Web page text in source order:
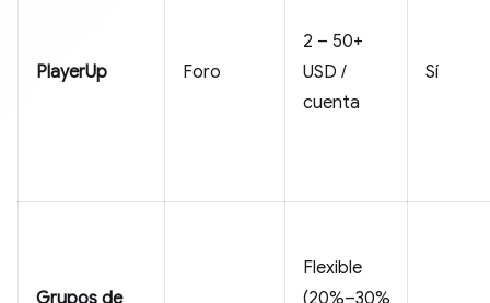
PlayerUp Foro
2 – 50+
USD /
cuenta
Sí
Grupos de
Flexible
(20%–30%